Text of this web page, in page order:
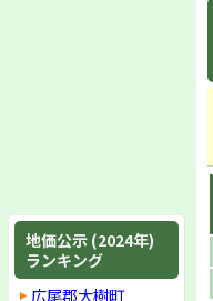
地価公示 (2024年)
ランキング
広尾郡大樹町